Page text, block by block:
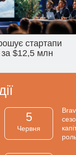
стартапи
за $12,5 млн
5
Червня